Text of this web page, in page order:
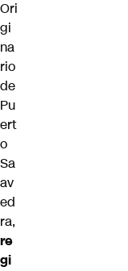
Ori
gi
na
rio
de
Pu
ert
o
Sa
av
ed
ra,
re
gi